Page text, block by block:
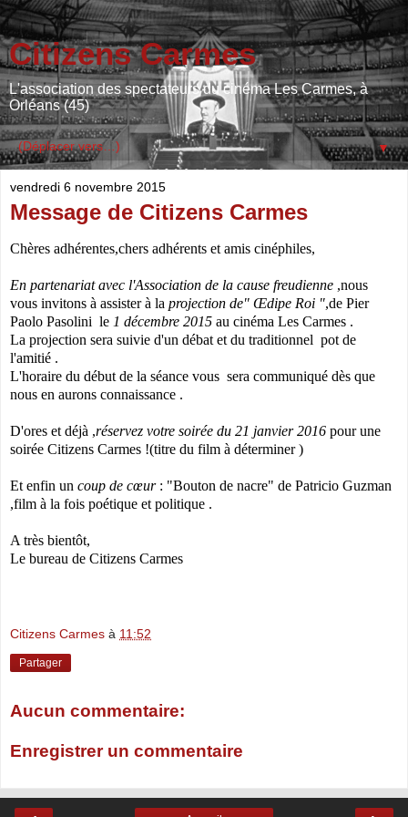
Citizens Carmes
L'association des spectateurs du cinéma Les Carmes, à
Orléans (45)
▼
vendredi 6 novembre 2015
Message de Citizens Carmes
Chères adhérentes,chers adhérents et amis cinéphiles,
En partenariat avec l'Association de la cause freudienne ,nous
vous invitons à assister à la projection de" Œdipe Roi ",de Pier
Paolo Pasolini le 1 décembre 2015 au cinéma Les Carmes .
La projection sera suivie d'un débat et du traditionnel pot de
l'amitié .
L'horaire du début de la séance vous sera communiqué dès que
nous en aurons connaissance .
D'ores et déjà ,réservez votre soirée du 21 janvier 2016 pour une
soirée Citizens Carmes !(titre du film à déterminer )
Et enfin un coup de cœur: "Bouton de nacre" de Patricio Guzman
,film à la fois poétique et politique .
A très bientôt,
Le bureau de Citizens Carmes
Citizens Carmes à 11:52
Partager
Aucun commentaire:
Enregistrer un commentaire